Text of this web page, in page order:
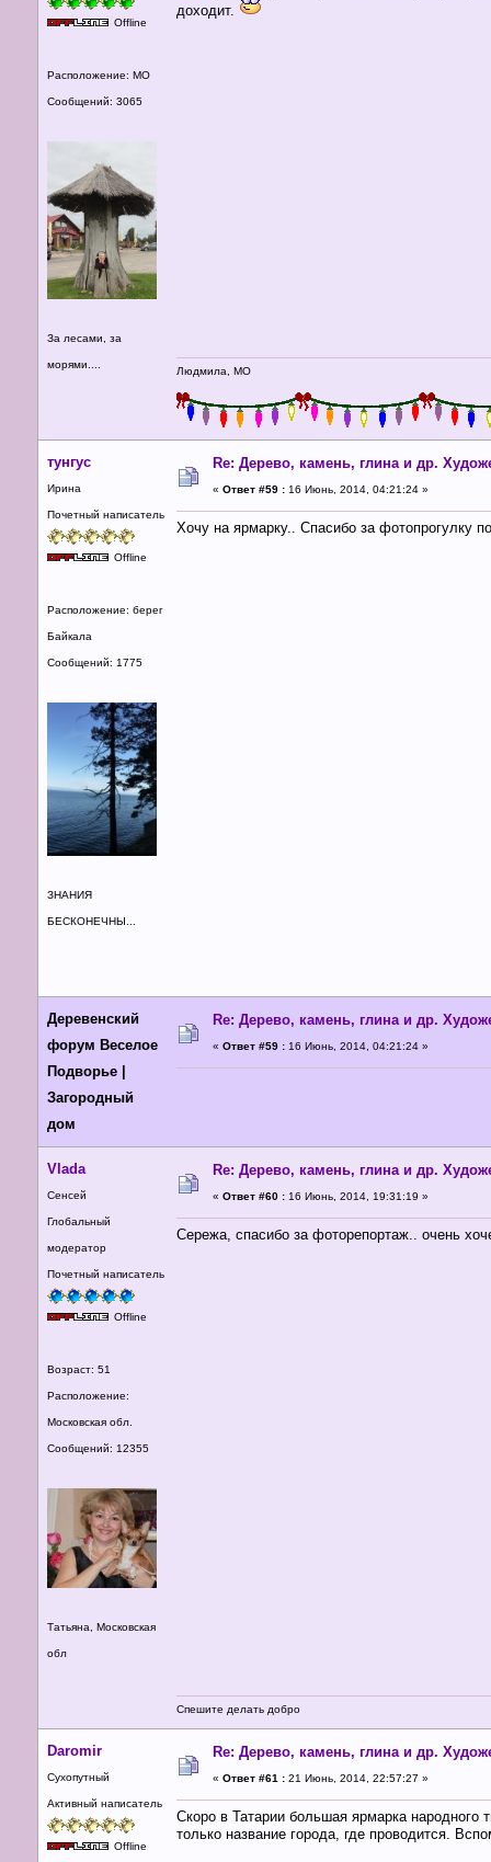
Offline
Расположение: МО
Сообщений: 3065
За лесами, за
морями....
доходит.
Людмила, МО
тунгус
Ирина
Почетный написатель
Offline
Расположение: берег
Байкала
Сообщений: 1775
ЗНАНИЯ
БЕСКОНЕЧНЫ...
Re: Дерево, камень, глина и др.
« Ответ #59 : 16 Июнь, 2014, 04:21:24 »
Хочу на ярмарку.. Спасибо за фотопрогулку
Деревенский
форум Веселое
Подворье |
Загородный
дом
Re: Дерево, камень, глина и др.
« Ответ #59 : 16 Июнь, 2014, 04:21:24 »
Vlada
Сенсей
Глобальный
модератор
Почетный написатель
Offline
Возраст: 51
Расположение:
Московская обл.
Сообщений: 12355
Татьяна, Московская
обл
Re: Дерево, камень, глина и др.
« Ответ #60 : 16 Июнь, 2014, 19:31:19 »
Сережа, спасибо за фоторепортаж.. очень
Спешите делать добро
Daromir
Сухопутный
Активный написатель
Offline
Re: Дерево, камень, глина и др.
« Ответ #61 : 21 Июнь, 2014, 22:57:27 »
Скоро в Татарии большая ярмарка народного
только название города, где проводится.